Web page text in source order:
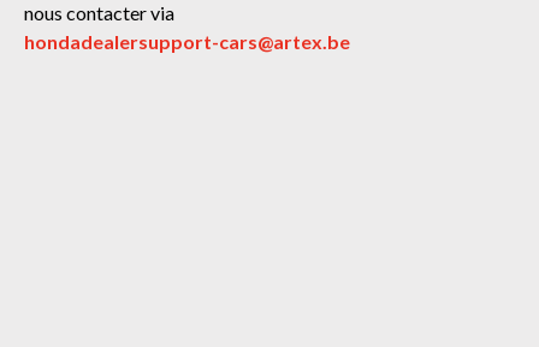
nous contacter via
hondadealersupport-cars@artex.be